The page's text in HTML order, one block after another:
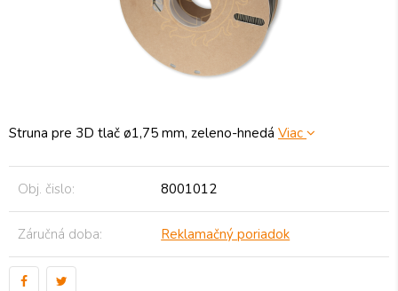
Struna pre 3D tlač ø1,75 mm, zeleno-hnedá Viac
Obj. čislo: 8001012
Záručná doba: Reklamačný poriadok